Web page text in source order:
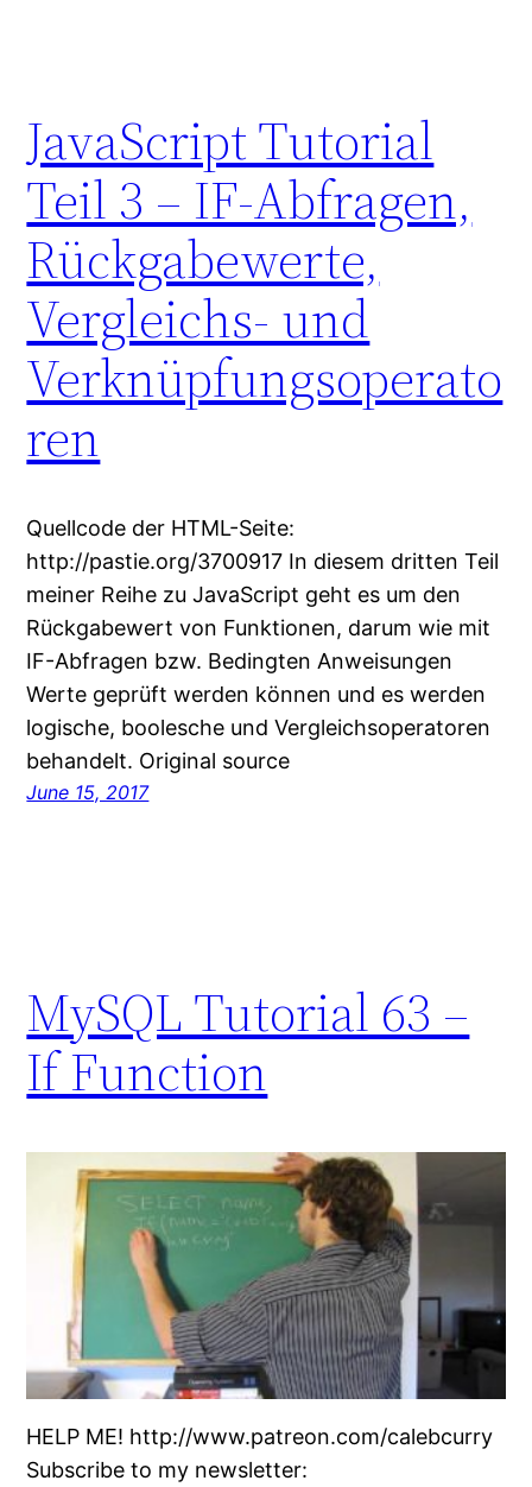
JavaScript Tutorial
Teil 3 – IF-Abfragen,
Rückgabewerte,
Vergleichs- und
Verknüpfungsoperato
ren
Quellcode der HTML-Seite:
http://pastie.org/3700917 In diesem dritten Teil
meiner Reihe zu JavaScript geht es um den
Rückgabewert von Funktionen, darum wie mit
IF-Abfragen bzw. Bedingten Anweisungen
Werte geprüft werden können und es werden
logische, boolesche und Vergleichsoperatoren
behandelt. Original source
June 15, 2017
MySQL Tutorial 63 –
If Function
HELP ME! http://www.patreon.com/calebcurry
Subscribe to my newsletter: